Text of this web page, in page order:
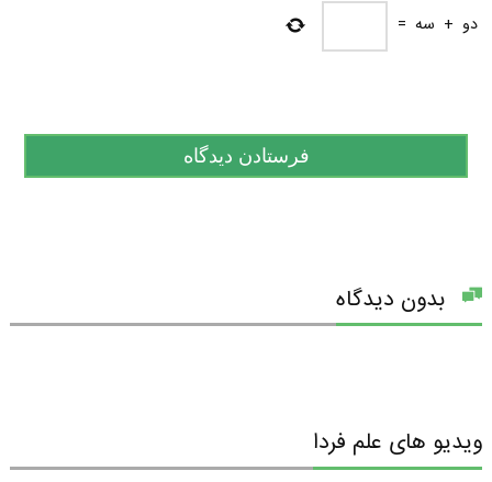
دو + سه =
بدون دیدگاه
ویدیو های علم فردا